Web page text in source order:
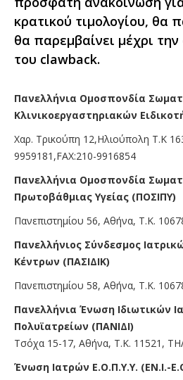
κρατικού τιμολογίου, θα
θα παρεμβαίνει μέχρι
του clawback.
Πανελλήνια Ομοσπονδία
Κλινικοεργαστηριακών
Χαρ. Τρικούπη 12,Ηλιούπολη Τ.Κ
9959181,FAX:210-9916854
Πανελλήνια Ομοσπονδία
Πρωτοβάθμιας Υγείας (ΠΟΣΙΠΥ)
Πανεπιστημίου 56, Αθήνα, Τ.Κ.
Πανελλήνιος Σύνδεσμος
Κέντρων (ΠΑΣΙΔΙΚ)
Πανεπιστημίου 58, Αθήνα, Τ.Κ.
Πανελλήνια Ένωση Ιδιωτικών
Πολυϊατρείων (ΠΑΝΙΔΙ)
Τσόχα 15-17, Αθήνα, Τ.Κ. 11521,
Ένωση Ιατρών Ε.Ο.Π.Υ.Υ. (ΕΝ.Ι.-